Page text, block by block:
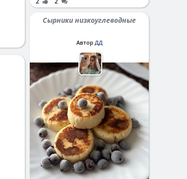
Сырники низкоуглеводные
Автор ДД